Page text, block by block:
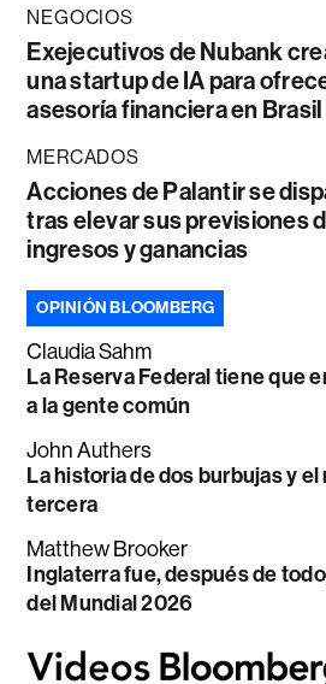
NEGOCIOS
Exejecutivos de Nubank
una startup de IA para
asesoría financiera en Brasil
MERCADOS
Acciones de Palantir se
tras elevar sus previsiones
ingresos y ganancias
OPINIÓN BLOOMBERG
Claudia Sahm
La Reserva Federal tiene que
a la gente común
John Authers
La historia de dos burbujas y el
tercera
Matthew Brooker
Inglaterra fue, después de
del Mundial 2026